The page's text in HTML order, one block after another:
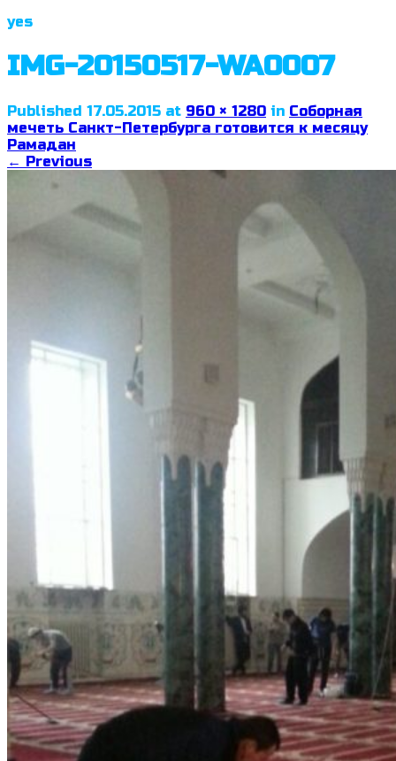
yes
IMG-20150517-WA0007
Published 17.05.2015 at 960 × 1280 in Соборная
мечеть Санкт-Петербурга готовится к месяцу
Рамадан
← Previous